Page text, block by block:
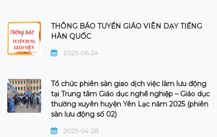
THÔNG BÁO TUYỂN GIÁO VIÊN DẠY TIẾNG
HÀN QUỐC
2025-06-24
Tổ chức phiên sàn giao dịch việc làm lưu động
tại Trung tâm Giáo dục nghề nghiệp – Giáo dục
thường xuyên huyện Yên Lạc năm 2025 (phiên
sàn lưu động số 02)
2025-04-28